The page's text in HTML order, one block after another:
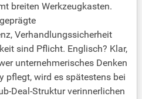
breiten Werkzeugkasten.
Verhandlungssicherheit
sind Pflicht. Englisch? Klar,
unternehmerisches Denken
pflegt, wird es spätestens bei
Deal-Struktur verinnerlichen